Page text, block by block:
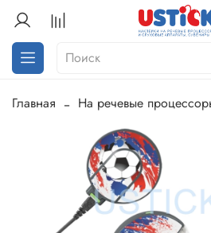
Главная На речевые